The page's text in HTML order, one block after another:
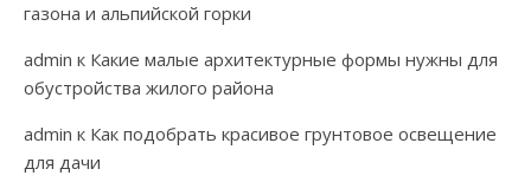
газона и альпийской горки
admin к Какие малые архитектурные формы нужны для
обустройства жилого района
admin к Как подобрать красивое грунтовое освещение
для дачи